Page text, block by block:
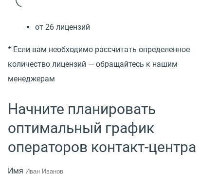
от 26 лицензий
* Если вам необходимо рассчитать определенное
количество лицензий — обращайтесь к нашим
менеджерам
Начните планировать
оптимальный график
операторов контакт-центра
Имя